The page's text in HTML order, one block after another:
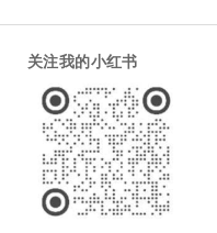
关注我的小红书